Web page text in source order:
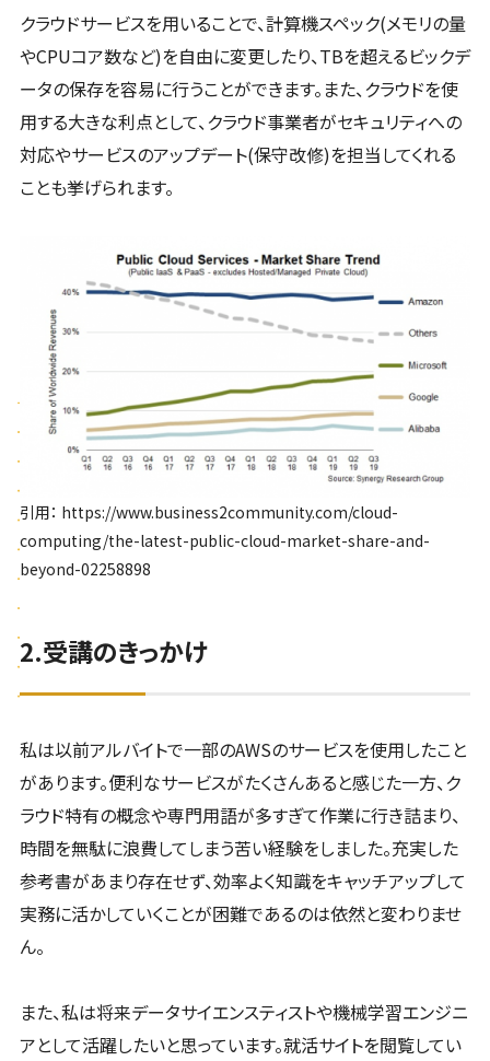
クラウドサービスを用いることで、計算機スペック(メモリの量
やCPUコア数など)を自由に変更したり、TBを超えるビックデ
ータの保存を容易に行うことができます。また、クラウドを使
用する大きな利点として、クラウド事業者がセキュリティへの
対応やサービスのアップデート(保守改修)を担当してくれる
ことも挙げられます。
引用： https://www.business2community.com/cloud-
computing/the-latest-public-cloud-market-share-and-
beyond-02258898
2.受講のきっかけ
私は以前アルバイトで一部のAWSのサービスを使用したこと
があります。便利なサービスがたくさんあると感じた一方、ク
ラウド特有の概念や専門用語が多すぎて作業に行き詰まり、
時間を無駄に浪費してしまう苦い経験をしました。充実した
参考書があまり存在せず、効率よく知識をキャッチアップして
実務に活かしていくことが困難であるのは依然と変わりませ
ん。
また、私は将来データサイエンスティストや機械学習エンジニ
アとして活躍したいと思っています。就活サイトを閲覧してい